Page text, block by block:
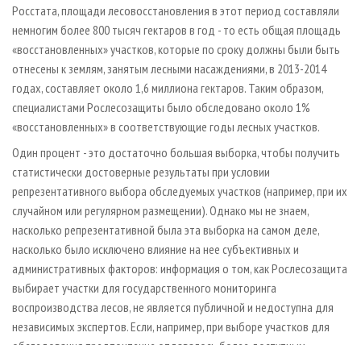
Росстата, площади лесовосстановления в этот период составляли
немногим более 800 тысяч гектаров в год - то есть общая площадь
«восстановленных» участков, которые по сроку должны были быть
отнесены к землям, занятым лесными насаждениями, в 2013-2014
годах, составляет около 1,6 миллиона гектаров. Таким образом,
специалистами Рослесозащиты было обследовано около 1%
«восстановленных» в соответствующие годы лесных участков.
Один процент - это достаточно большая выборка, чтобы получить
статистически достоверные результаты при условии
репрезентативного выбора обследуемых участков (например, при их
случайном или регулярном размещении). Однако мы не знаем,
насколько репрезентативной была эта выборка на самом деле,
насколько было исключено влияние на нее субъективных и
административных факторов: информация о том, как Рослесозащита
выбирает участки для государственного мониторинга
воспроизводства лесов, не является публичной и недоступна для
независимых экспертов. Если, например, при выборе участков для